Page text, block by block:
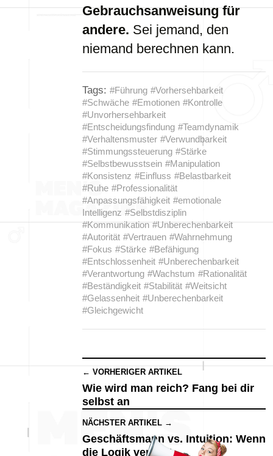
Gebrauchsanweisung für
andere. Sei jemand, den
niemand berechnen kann.
Tags: #Führung #Vorhersehbarkeit
#Schwäche #Emotionen #Kontrolle
#Unvorhersehbarkeit
#Entscheidungsfindung #Teamdynamik
#Verhaltensmuster #Verwundbarkeit
#Stimmungssteuerung #Stärke
#Selbstbewusstsein #Manipulation
#Konsistenz #Einfluss #Belastbarkeit
#Ruhe #Professionalität
#Anpassungsfähigkeit #emotionale
Intelligenz #Selbstdisziplin
#Kommunikation #Unberechenbarkeit
#Autorität #Vertrauen #Wahrnehmung
#Fokus #Stärke #Befähigung
#Entschlossenheit #Unberechenbarkeit
#Verantwortung #Wachstum #Rationalität
#Beständigkeit #Stabilität #Weitsicht
#Gelassenheit #Unberechenbarkeit
#Gleichgewicht
← VORHERIGER ARTIKEL
Wie wird man reich? Fang bei dir
selbst an
NÄCHSTER ARTIKEL →
Geschäftsmann vs. Intuition: Wenn
die Logik versagt